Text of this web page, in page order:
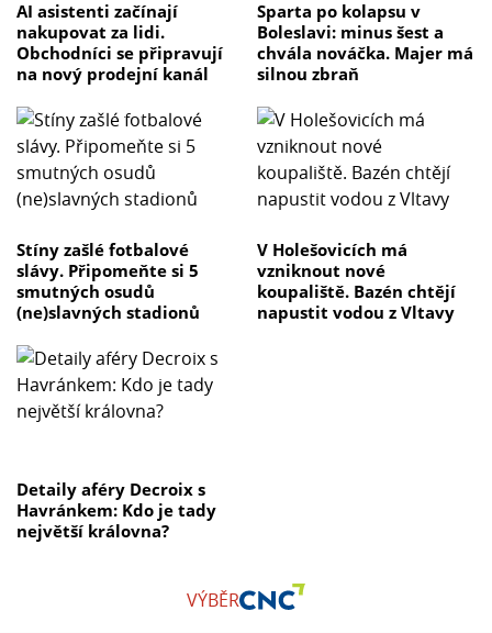
AI asistenti začínají
nakupovat za lidi.
Obchodníci se připravují
na nový prodejní kanál
Sparta po kolapsu v
Boleslavi: minus šest a
chvála nováčka. Majer má
silnou zbraň
Stíny zašlé fotbalové
slávy. Připomeňte si 5
smutných osudů
(ne)slavných stadionů
V Holešovicích má
vzniknout nové
koupaliště. Bazén chtějí
napustit vodou z Vltavy
Detaily aféry Decroix s
Havránkem: Kdo je tady
největší královna?
VÝBĚR